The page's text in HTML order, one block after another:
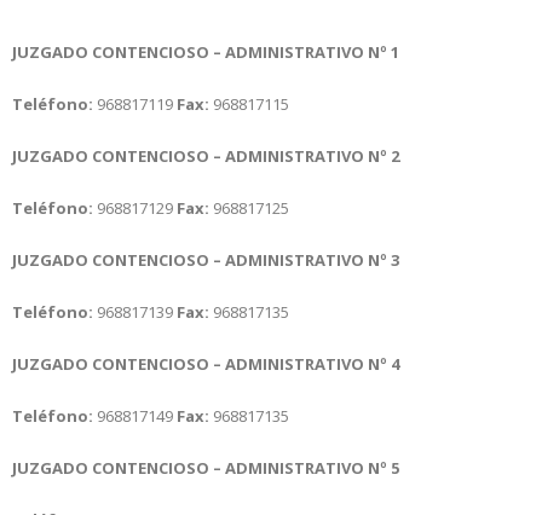
JUZGADO CONTENCIOSO – ADMINISTRATIVO Nº 1
Teléfono: 968817119 Fax: 968817115
JUZGADO CONTENCIOSO – ADMINISTRATIVO Nº 2
Teléfono: 968817129 Fax: 968817125
JUZGADO CONTENCIOSO – ADMINISTRATIVO Nº 3
Teléfono: 968817139 Fax: 968817135
JUZGADO CONTENCIOSO – ADMINISTRATIVO Nº 4
Teléfono: 968817149 Fax: 968817135
JUZGADO CONTENCIOSO – ADMINISTRATIVO Nº 5